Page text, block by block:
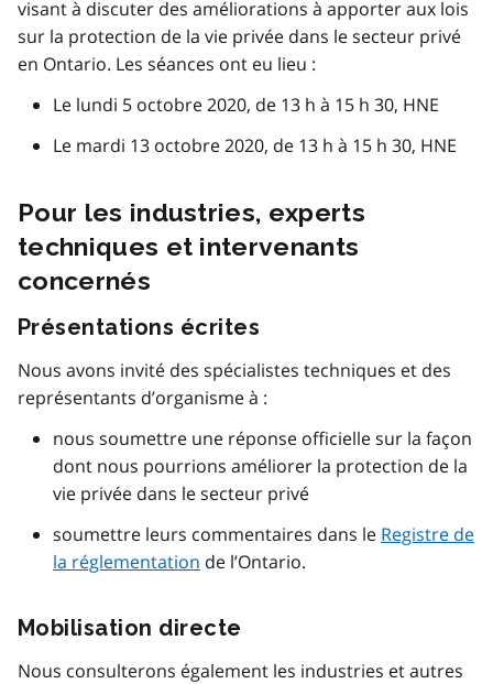
visant à discuter des améliorations à apporter aux lois
sur la protection de la vie privée dans le secteur privé
en Ontario. Les séances ont eu lieu :
Le lundi 5 octobre 2020, de 13 h à 15 h 30, HNE
Le mardi 13 octobre 2020, de 13 h à 15 h 30, HNE
Pour les industries, experts
techniques et intervenants
concernés
Présentations écrites
Nous avons invité des spécialistes techniques et des
représentants d’organisme à :
nous soumettre une réponse officielle sur la façon
dont nous pourrions améliorer la protection de la
vie privée dans le secteur privé
soumettre leurs commentaires dans le Registre de
la réglementation de l’Ontario.
Mobilisation directe
Nous consulterons également les industries et autres